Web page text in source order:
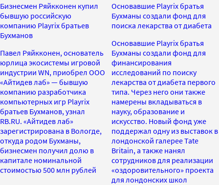
Бизнесмен Ряйкконен купил
бывшую российскую
компанию Playrix братьев
Бухманов
Павел Ряйкконен, основатель
юрлица экосистемы игровой
индустрии WN, приобрел ООО
«Айтидев лаб» — бывшую
компанию разработчика
компьютерных игр Playrix
братьев Бухманов, узнал
RB.RU. «Айтидев лаб»
зарегистрирована в Вологде,
откуда родом Бухманы,
бизнесмен получил долю в
капитале номинальной
стоимостью 500 млн рублей
Основавшие Playrix братья
Бухманы создали фонд для
поиска лекарства от диабета
Основавшие Playrix братья
Бухманы создали фонд для
финансирования
исследований по поиску
лекарства от диабета первого
типа. Через него они также
намерены вкладываться в
науку, образование и
искусство. Новый фонд уже
поддержал одну из выставок в
лондонской галерее Tate
Britain, а также нанял
сотрудников для реализации
«оздоровительного» проекта
для лондонских школ